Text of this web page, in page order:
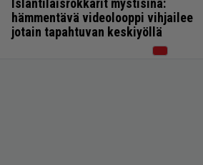
Islantilaisrokkarit mystisinä:
hämmentävä videolooppi vihjailee
jotain tapahtuvan keskiyöllä